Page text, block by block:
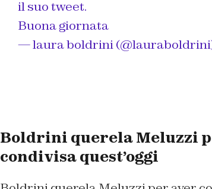
il suo tweet.
Buona giornata
— laura boldrini
Boldrini querela Meluzzi
condivisa quest’oggi